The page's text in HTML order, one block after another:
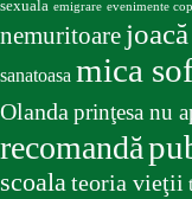
sexuala emigrare evenimente
nemuritoare joacă
sanatoasa mica
Olandaprinţesa nu
recomandă
scoalateoria vieţii